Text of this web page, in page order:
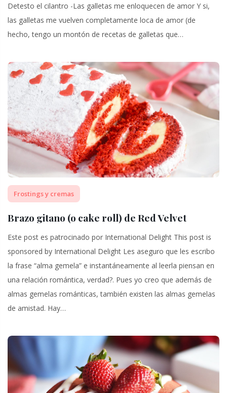
Detesto el cilantro -Las galletas me enloquecen de amor Y si,
las galletas me vuelven completamente loca de amor (de
hecho, tengo un montón de recetas de galletas que…
Frostings y cremas
Brazo gitano (o cake roll) de Red Velvet
Este post es patrocinado por International Delight This post is
sponsored by International Delight Les aseguro que les escribo
la frase “alma gemela” e instantáneamente al leerla piensan en
una relación romántica, verdad?. Pues yo creo que además de
almas gemelas románticas, también existen las almas gemelas
de amistad. Hay…